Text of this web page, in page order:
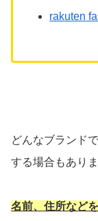
rakuten
どんなブランド
する場合もありま
名前、住所など